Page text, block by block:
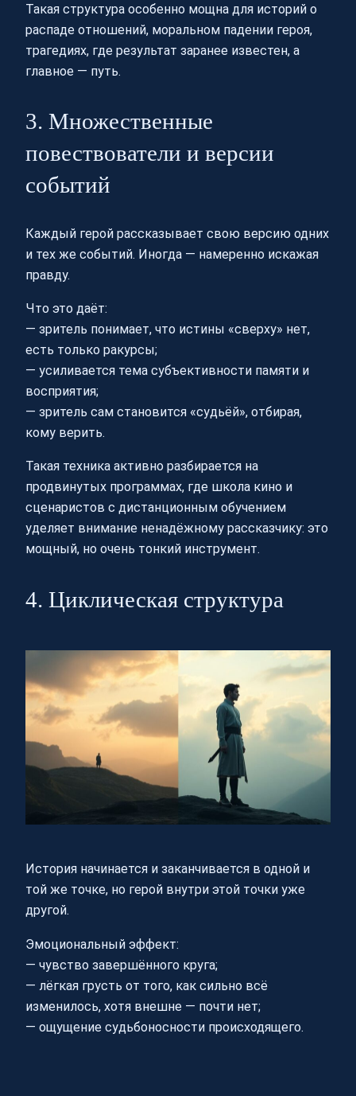
Такая структура особенно мощна для историй о
распаде отношений, моральном падении героя,
трагедиях, где результат заранее известен, а
главное — путь.
3. Множественные
повествователи и версии
событий
Каждый герой рассказывает свою версию одних
и тех же событий. Иногда — намеренно искажая
правду.
Что это даёт:
— зритель понимает, что истины «сверху» нет,
есть только ракурсы;
— усиливается тема субъективности памяти и
восприятия;
— зритель сам становится «судьёй», отбирая,
кому верить.
Такая техника активно разбирается на
продвинутых программах, где школа кино и
сценаристов с дистанционным обучением
уделяет внимание ненадёжному рассказчику: это
мощный, но очень тонкий инструмент.
4. Циклическая структура
История начинается и заканчивается в одной и
той же точке, но герой внутри этой точки уже
другой.
Эмоциональный эффект:
— чувство завершённого круга;
— лёгкая грусть от того, как сильно всё
изменилось, хотя внешне — почти нет;
— ощущение судьбоносности происходящего.